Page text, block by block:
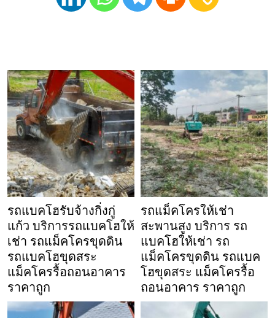
รถแบคโฮรับจ้างกิ่งกู่
แก้ว บริการรถแบคโฮให้
เช่า รถแม็คโครขุดดิน
รถแบคโฮขุดสระ
แม็คโครรื้อถอนอาคาร
ราคาถูก
รถแม็คโครให้เช่า
สะพานสูง บริการ รถ
แบคโฮให้เช่า รถ
แม็คโครขุดดิน รถแบค
โฮขุดสระ แม็คโครรื้อ
ถอนอาคาร ราคาถูก